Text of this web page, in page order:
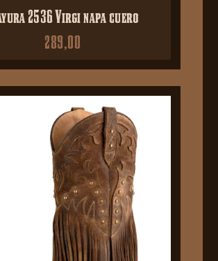
2536 Virgi napa cuero
289,00